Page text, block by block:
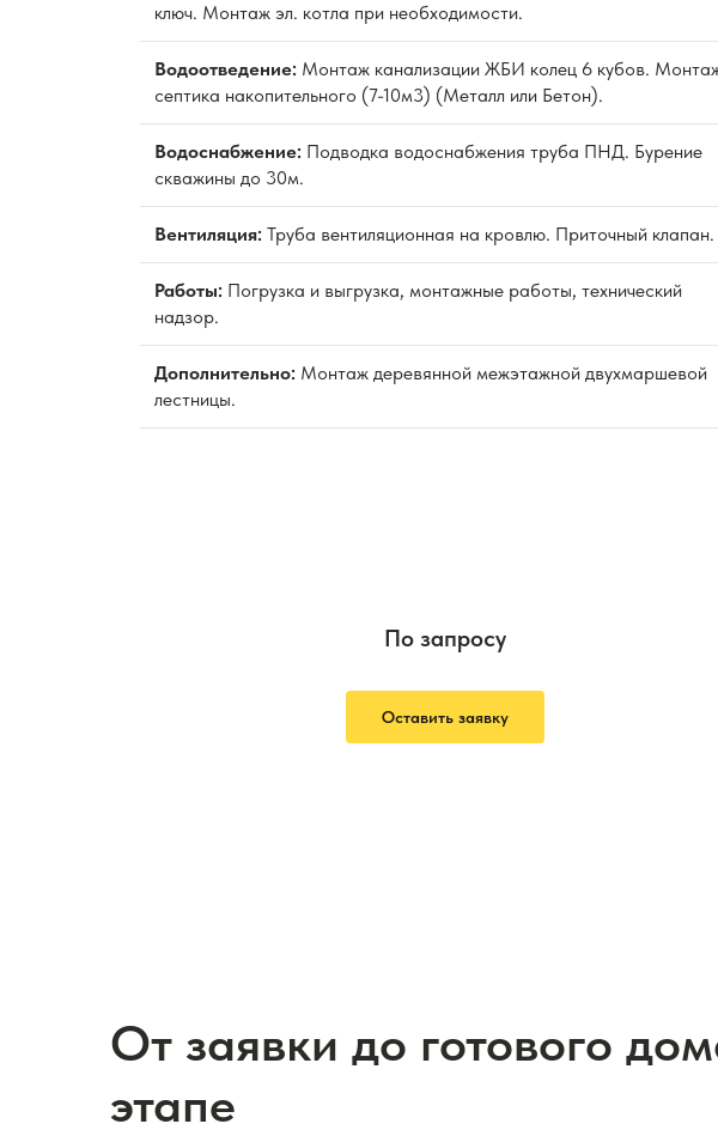
ключ. Монтаж эл. котла при необходимости.
Водоотведение: Монтаж канализации ЖБИ колец 6 кубов.
септика накопительного (7-10м3) (Металл или Бетон).
Водоснабжение: Подводка водоснабжения труба ПНД. Бурение
скважины до 30м.
Вентиляция: Труба вентиляционная на кровлю. Приточный клапан.
Работы: Погрузка и выгрузка, монтажные работы, технический
надзор.
Дополнительно: Монтаж деревянной межэтажной двухмаршевой
лестницы.
По запросу
Оставить заявку
От заявки до готового
этапе